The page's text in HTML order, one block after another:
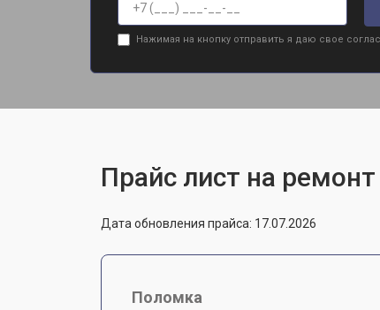
Нажимая на кнопку отправить я даю свое
Прайс лист на
Дата обновления прайса: 17.07.2026
Поломка